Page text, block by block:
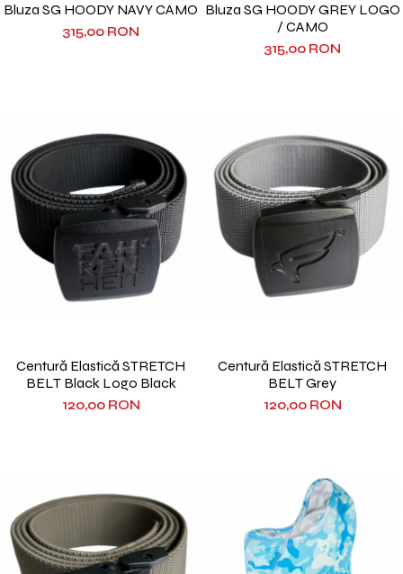
Bluza SG HOODY NAVY CAMO
315,00 RON
Bluza SG HOODY GREY LOGO
/ CAMO
315,00 RON
Centură Elastică STRETCH
BELT Black Logo Black
120,00 RON
Centură Elastică STRETCH
BELT Grey
120,00 RON